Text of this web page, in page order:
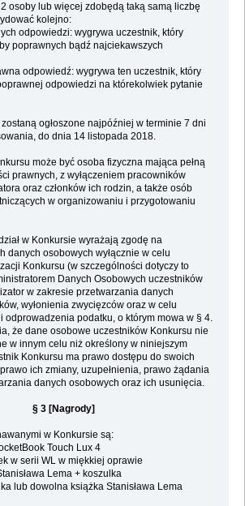
osoby lub więcej zdobędą taką samą liczbę
kolejno:
odpowiedzi: wygrywa uczestnik, który
poprawnych bądź najciekawszych
odpowiedź: wygrywa ten uczestnik, który
odpowiedzi na którekolwiek pytanie
ogłoszone najpóźniej w terminie 7 dni
do dnia 14 listopada 2018.
może być osoba fizyczna mająca pełną
prawnych, z wyłączeniem pracowników
oraz członków ich rodzin, a także osób
w organizowaniu i przygotowaniu
w Konkursie wyrażają zgodę na
danych osobowych wyłącznie w celu
Konkursu (w szczególności dotyczy to
Danych Osobowych uczestników
w zakresie przetwarzania danych
wyłonienia zwycięzców oraz w celu
odprowadzenia podatku, o którym mowa w § 4.
że dane osobowe uczestników Konkursu nie
w innym celu niż określony w niniejszym
Konkursu ma prawo dostępu do swoich
ich zmiany, uzupełnienia, prawo żądania
danych osobowych oraz ich usunięcia.
§ 3 [Nagrody]
w Konkursie są:
Touch Lux 4
w serii WL w miękkiej oprawie
Lema + koszulka
lub dowolna książka Stanisława Lema